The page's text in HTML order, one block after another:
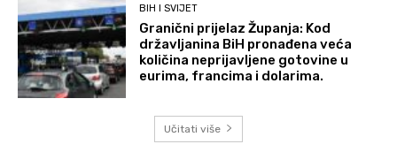
BIH I SVIJET
Granični prijelaz Županja: Kod
državljanina BiH pronađena veća
količina neprijavljene gotovine u
eurima, francima i dolarima.
Učitati više